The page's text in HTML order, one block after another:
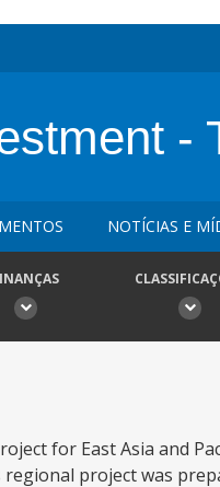
-
NOTÍCIAS E
for East Asia and
project was